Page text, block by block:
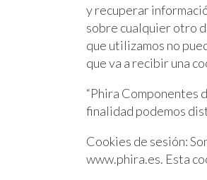
y recuperar
sobre cualquier otro
que utilizamos no
que va a recibir una
“Phira Componentes
finalidad podemos
Cookies de sesión:
www.phira.es. Esta